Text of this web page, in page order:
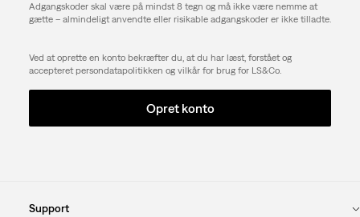
Adgangskoder skal være på mindst 8 tegn og må ikke være nemme at
gætte – almindeligt anvendte eller risikable adgangskoder er ikke tilladte.
Ved at oprette en konto bekræfter du, at du har læst, forstået og
accepteret persondatapolitikken og vilkår for brug for LS&Co.
Opret konto
Support